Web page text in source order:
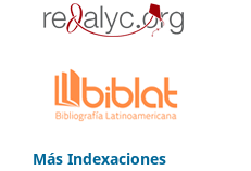
Más Indexaciones